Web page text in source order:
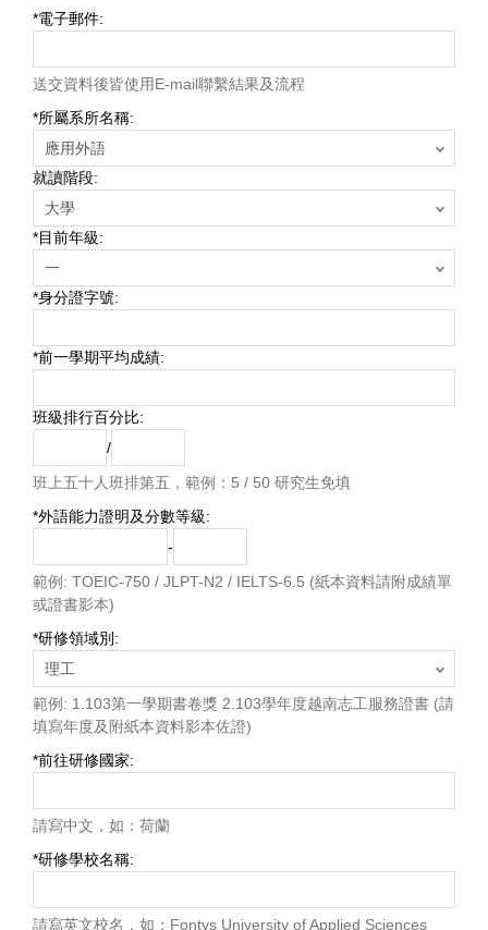
*電子郵件:
送交資料後皆使用E-mail聯繫結果及流程
*所屬系所名稱:
就讀階段:
*目前年級:
*身分證字號:
*前一學期平均成績:
班級排行百分比:
/
班上五十人班排第五，範例：5 / 50 研究生免填
*外語能力證明及分數等級:
-
範例: TOEIC-750 / JLPT-N2 / IELTS-6.5 (紙本資料請附成績單
或證書影本)
*研修領域別:
範例: 1.103第一學期書卷獎 2.103學年度越南志工服務證書 (請
填寫年度及附紙本資料影本佐證)
*前往研修國家:
請寫中文，如：荷蘭
*研修學校名稱:
請寫英文校名，如：Fontys University of Applied Sciences